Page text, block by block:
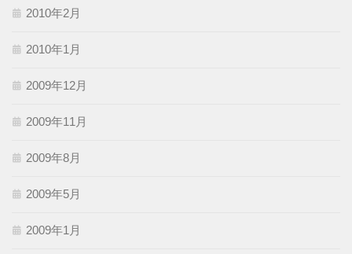
2010年2月
2010年1月
2009年12月
2009年11月
2009年8月
2009年5月
2009年1月